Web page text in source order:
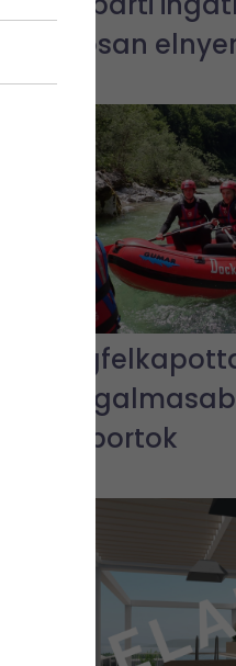
biztosan
A
vízisportok